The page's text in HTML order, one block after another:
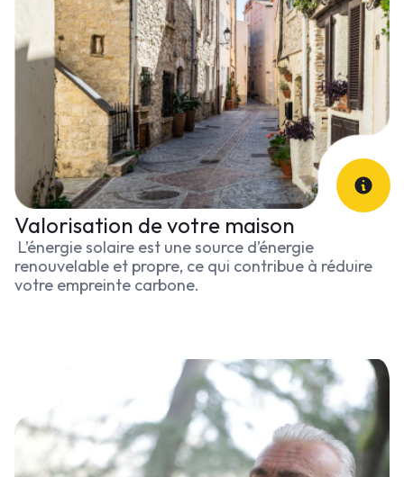
Valorisation de votre maison
L’énergie solaire est une source d’énergie
renouvelable et propre, ce qui contribue à réduire
votre empreinte carbone.